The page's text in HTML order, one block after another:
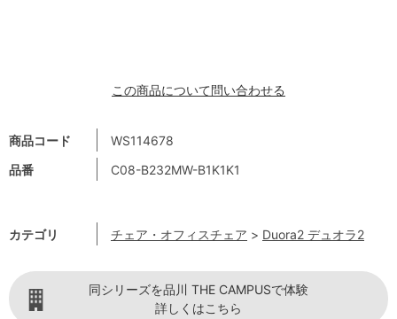
商品コード
WS114678
品番
C08-B232MW-B1K1K1
カテゴリ チェア・オフィスチェア > Duora2 デュオラ2
この商品について問い合わせる
同シリーズを品川 THE CAMPUSで体験
詳しくはこちら